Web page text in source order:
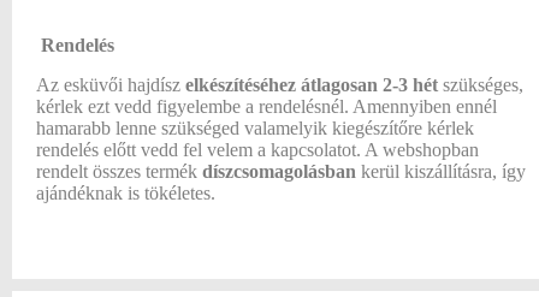
Rendelés
Az esküvői hajdísz elkészítéséhez átlagosan 2-3 hét szükséges,
kérlek ezt vedd figyelembe a rendelésnél. Amennyiben ennél
hamarabb lenne szükséged valamelyik kiegészítőre kérlek
rendelés előtt vedd fel velem a kapcsolatot. A webshopban
rendelt összes termék díszcsomagolásban kerül kiszállításra, így
ajándéknak is tökéletes.